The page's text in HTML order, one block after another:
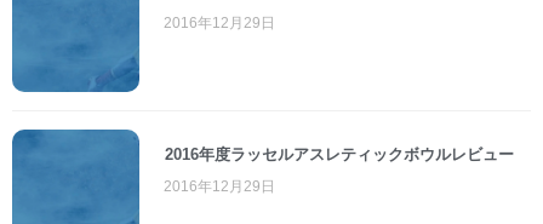
2016年12月29日
2016年度ラッセルアスレティックボウルレビュー
2016年12月29日